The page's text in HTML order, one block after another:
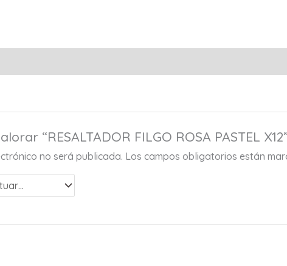
“RESALTADOR FILGO ROSA PASTEL
no será publicada. Los campos obligatorios están